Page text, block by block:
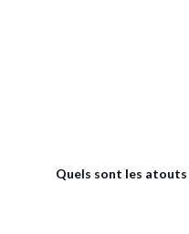
Quels sont les atouts